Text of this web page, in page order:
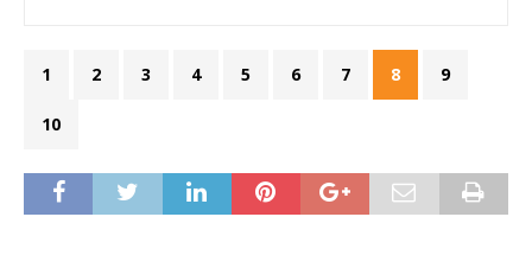
1 2 3 4 5 6 7 8 9
10